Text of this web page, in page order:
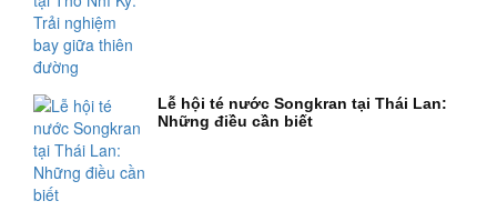
Lễ hội té nước Songkran tại Thái Lan:
Những điều cần biết